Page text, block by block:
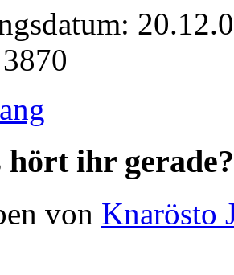
hört ihr gerade?
von Knarösto